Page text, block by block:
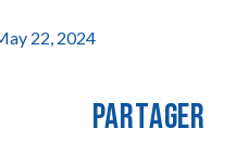
22, 2024
PARTAGER